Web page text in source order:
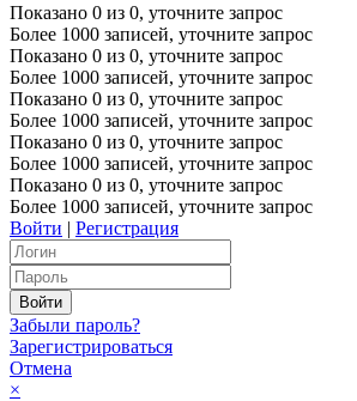
Показано 0 из 0, уточните запрос
Более 1000 записей, уточните запрос
Показано 0 из 0, уточните запрос
Более 1000 записей, уточните запрос
Показано 0 из 0, уточните запрос
Более 1000 записей, уточните запрос
Показано 0 из 0, уточните запрос
Более 1000 записей, уточните запрос
Показано 0 из 0, уточните запрос
Более 1000 записей, уточните запрос
Войти | Регистрация
Забыли пароль?
Зарегистрироваться
Отмена
×